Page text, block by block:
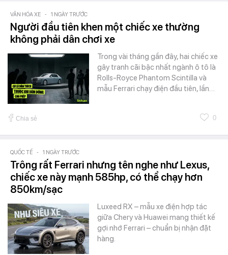
VĂN HÓA XE - 1 NGÀY TRƯỚC
Người đầu tiên khen một chiếc xe thường
không phải dân chơi xe
Trong vài tháng gần đây, hai chiếc xe
gây tranh cãi bậc nhất ngành ô tô là
Rolls-Royce Phantom Scintilla và
mẫu Ferrari chạy điện đầu tiên, lần…
Chia sẻ 0
QUỐC TẾ - 1 NGÀY TRƯỚC
Trông rất Ferrari nhưng tên nghe như Lexus,
chiếc xe này mạnh 585hp, có thể chạy hơn
850km/sạc
Luxeed RX – mẫu xe điện hợp tác
giữa Chery và Huawei mang thiết kế
gợi nhớ Ferrari – chuẩn bị nhận đặt
hàng.